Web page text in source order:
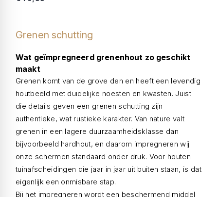
Grenen schutting
Wat geïmpregneerd grenenhout zo geschikt
maakt
Grenen komt van de grove den en heeft een levendig
houtbeeld met duidelijke noesten en kwasten. Juist
die details geven een grenen schutting zijn
authentieke, wat rustieke karakter. Van nature valt
grenen in een lagere duurzaamheidsklasse dan
bijvoorbeeld hardhout, en daarom impregneren wij
onze schermen standaard onder druk. Voor houten
tuinafscheidingen die jaar in jaar uit buiten staan, is dat
eigenlijk een onmisbare stap.
Bij het impregneren wordt een beschermend middel